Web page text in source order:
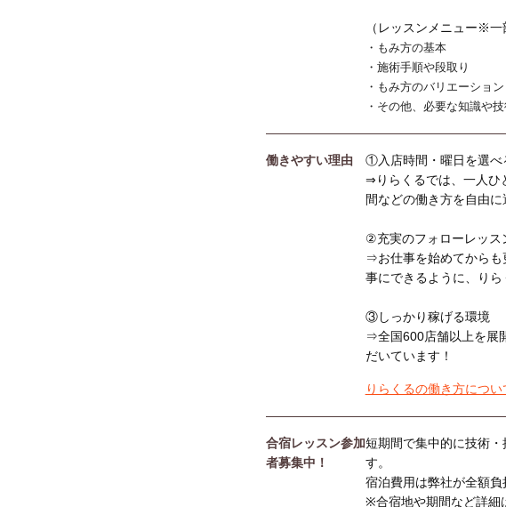
（レッスンメニュー※一
・もみ方の基本
・施術手順や段取り
・もみ方のバリエーション
・その他、必要な知識や
働きやすい理由
①入店時間・曜日を選べ
⇒りらくるでは、一人ひ
間などの働き方を自由に
②充実のフォローレッス
⇒お仕事を始めてからも
事にできるように、りら
③しっかり稼げる環境
⇒全国600店舗以上を展
だいています！
りらくるの働き方につ
合宿レッスン参加
者募集中！
短期間で集中的に技術
す。
宿泊費用は弊社が全額負
※合宿地や期間など詳細